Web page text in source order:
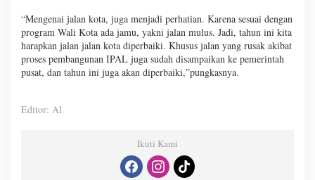
“Mengenai jalan kota, juga menjadi perhatian. Karena sesuai dengan
program Wali Kota ada jamu, yakni jalan mulus. Jadi, tahun ini kita
harapkan jalan jalan kota diperbaiki. Khusus jalan yang rusak akibat
proses pembangunan IPAL juga sudah disampaikan ke pemerintah
pusat, dan tahun ini juga akan diperbaiki,”pungkasnya.
Editor: Al
Ikuti Kami